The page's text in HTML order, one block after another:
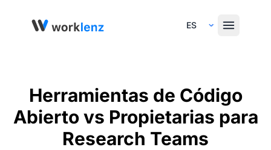
Select Language
Herramientas de Código
Abierto vs Propietarias para
Research Teams